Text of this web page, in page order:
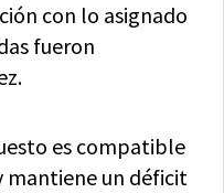
con lo asignado
fueron
es compatible
mantiene un déficit